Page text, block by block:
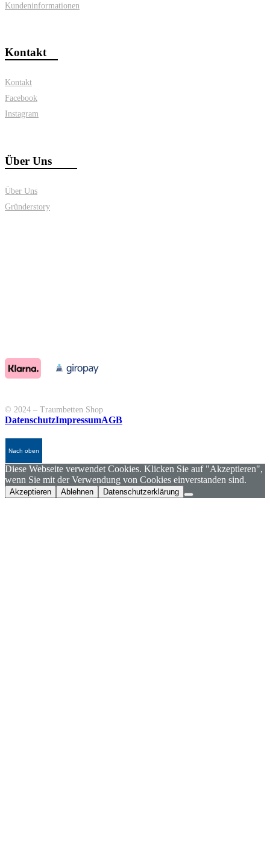
Kundeninformationen
Kontakt
Kontakt
Facebook
Instagram
Über Uns
Über Uns
Gründerstory
© 2024 – Traumbetten Shop
DatenschutzImpressumAGB
Nach oben
Diese Webseite verwendet Cookies. Klicken Sie auf "Akzeptieren",
wenn Sie mit der Verwendung von Cookies einverstanden sind.
Akzeptieren Ablehnen Datenschutzerklärung